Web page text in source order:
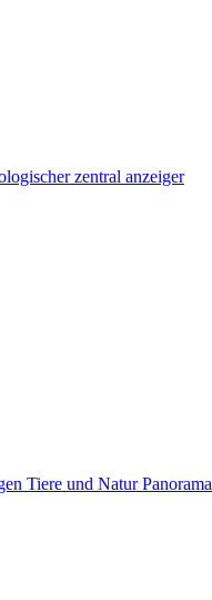
zentral anzeiger
Tiere und NaturPanorama